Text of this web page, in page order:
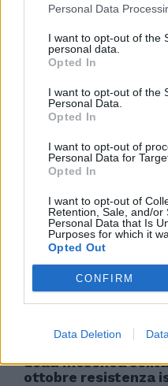
Personal Data
I want to opt-out of the
personal data.
Opted In
I want to opt-out of the
Personal Data.
Opted In
I want to opt-out of
Personal Data for
Opted In
I want to opt-out of
Retention, Sale, and/or
Personal Data that Is
Purposes for which it
Opted Out
CONFIRM
Data Deletion
minacciare
TERRORISMO
Italia-Hamas-
l'inchiesta de Il
Parlamento
10/06/2026
INDAGINE GIORNALISTICA
Finanziamenti ad
porta in tv
Tempo. “Potenziale
09/06/2026
della moschea
ottobre resistenza